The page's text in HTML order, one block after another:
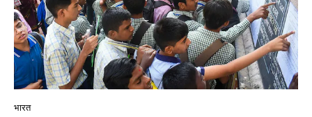
भारत